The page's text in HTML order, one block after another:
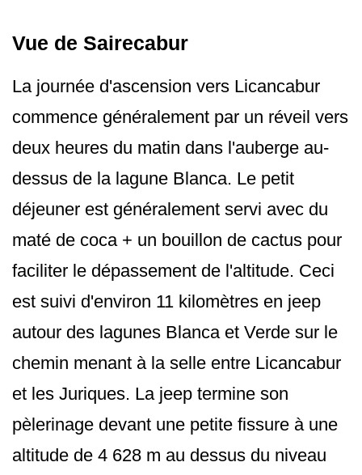
Vue de Sairecabur
La journée d'ascension vers Licancabur
commence généralement par un réveil vers
deux heures du matin dans l'auberge au-
dessus de la lagune Blanca. Le petit
déjeuner est généralement servi avec du
maté de coca + un bouillon de cactus pour
faciliter le dépassement de l'altitude. Ceci
est suivi d'environ 11 kilomètres en jeep
autour des lagunes Blanca et Verde sur le
chemin menant à la selle entre Licancabur
et les Juriques. La jeep termine son
pèlerinage devant une petite fissure à une
altitude de 4 628 m au dessus du niveau